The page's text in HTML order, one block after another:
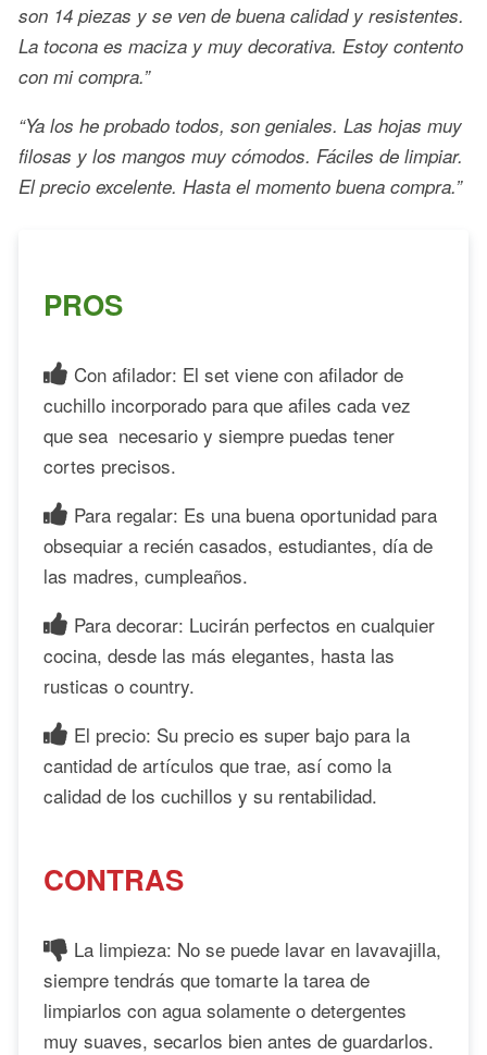
son 14 piezas y se ven de buena calidad y resistentes.
La tocona es maciza y muy decorativa. Estoy contento
con mi compra.”
“Ya los he probado todos, son geniales. Las hojas muy
filosas y los mangos muy cómodos. Fáciles de limpiar.
El precio excelente. Hasta el momento buena compra.”
PROS
Con afilador: El set viene con afilador de
cuchillo incorporado para que afiles cada vez
que sea necesario y siempre puedas tener
cortes precisos.
Para regalar: Es una buena oportunidad para
obsequiar a recién casados, estudiantes, día de
las madres, cumpleaños.
Para decorar: Lucirán perfectos en cualquier
cocina, desde las más elegantes, hasta las
rusticas o country.
El precio: Su precio es super bajo para la
cantidad de artículos que trae, así como la
calidad de los cuchillos y su rentabilidad.
CONTRAS
La limpieza: No se puede lavar en lavavajilla,
siempre tendrás que tomarte la tarea de
limpiarlos con agua solamente o detergentes
muy suaves, secarlos bien antes de guardarlos.